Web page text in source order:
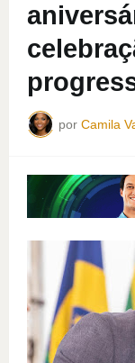
por Camila